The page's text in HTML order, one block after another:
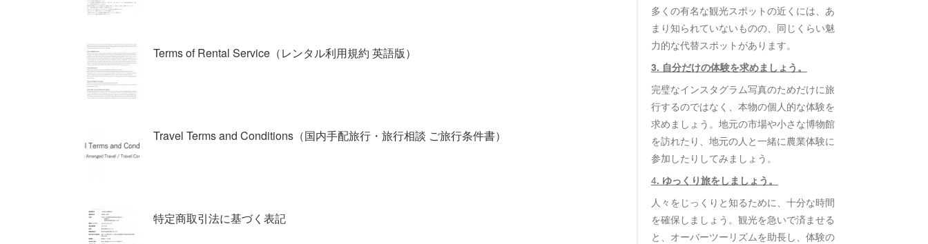
Terms of Rental Service（レンタル利用規約 英語版）
Travel Terms and Conditions（国内手配旅行・旅行相談 ご旅行条件書）
特定商取引法に基づく表記
多くの有名な観光スポットの近くには、あ
まり知られていないものの、同じくらい魅
力的な代替スポットがあります。
3. 自分だけの体験を求めましょう。
完璧なインスタグラム写真のためだけに旅
行するのではなく、本物の個人的な体験を
求めましょう。地元の市場や小さな博物館
を訪れたり、地元の人と一緒に農業体験に
参加したりしてみましょう。
4. ゆっくり旅をしましょう。
人々をじっくりと知るために、十分な時間
を確保しましょう。観光を急いで済ませる
と、オーバーツーリズムを助長し、体験の